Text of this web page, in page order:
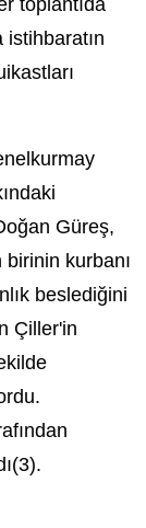
toplantıda
Güreş,
kurbanı
beslediğini
Çiller'in